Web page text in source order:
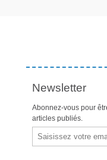
Newsletter
Abonnez-vous pour
articles publiés.
Email